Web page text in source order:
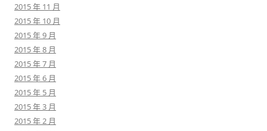
2015 年 11 月
2015 年 10 月
2015 年 9 月
2015 年 8 月
2015 年 7 月
2015 年 6 月
2015 年 5 月
2015 年 3 月
2015 年 2 月